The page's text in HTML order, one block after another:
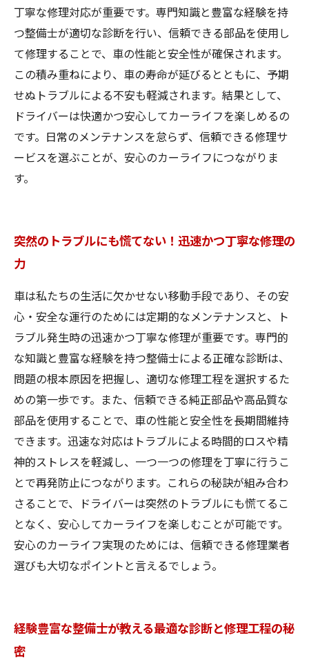
丁寧な修理対応が重要です。専門知識と豊富な経験を持
つ整備士が適切な診断を行い、信頼できる部品を使用し
て修理することで、車の性能と安全性が確保されます。
この積み重ねにより、車の寿命が延びるとともに、予期
せぬトラブルによる不安も軽減されます。結果として、
ドライバーは快適かつ安心してカーライフを楽しめるの
です。日常のメンテナンスを怠らず、信頼できる修理サ
ービスを選ぶことが、安心のカーライフにつながりま
す。
突然のトラブルにも慌てない！迅速かつ丁寧な修理の
力
車は私たちの生活に欠かせない移動手段であり、その安
心・安全な運行のためには定期的なメンテナンスと、ト
ラブル発生時の迅速かつ丁寧な修理が重要です。専門的
な知識と豊富な経験を持つ整備士による正確な診断は、
問題の根本原因を把握し、適切な修理工程を選択するた
めの第一歩です。また、信頼できる純正部品や高品質な
部品を使用することで、車の性能と安全性を長期間維持
できます。迅速な対応はトラブルによる時間的ロスや精
神的ストレスを軽減し、一つ一つの修理を丁寧に行うこ
とで再発防止につながります。これらの秘訣が組み合わ
さることで、ドライバーは突然のトラブルにも慌てるこ
となく、安心してカーライフを楽しむことが可能です。
安心のカーライフ実現のためには、信頼できる修理業者
選びも大切なポイントと言えるでしょう。
経験豊富な整備士が教える最適な診断と修理工程の秘
密